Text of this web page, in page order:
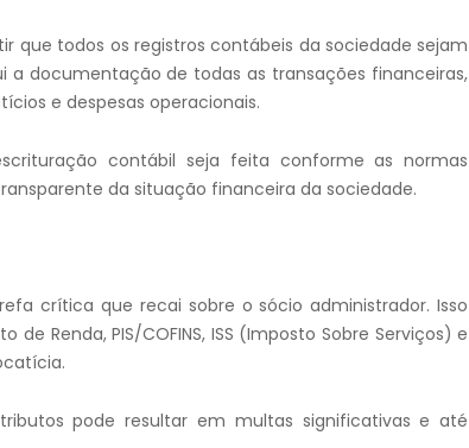
que todos os registros contábeis da sociedade sejam
a documentação de todas as transações financeiras,
e despesas operacionais.
contábil seja feita conforme as normas
da situação financeira da sociedade.
crítica que recai sobre o sócio administrador. Isso
Renda, PIS/COFINS, ISS (Imposto Sobre Serviços) e
pode resultar em multas significativas e até